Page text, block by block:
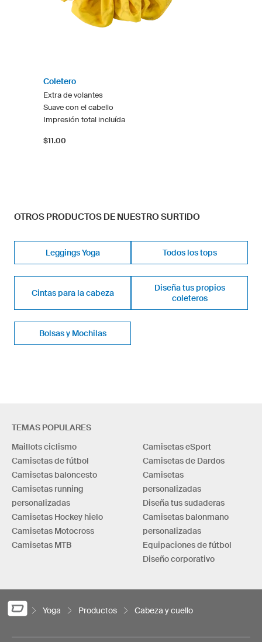
Coletero
Extra de volantes
Suave con el cabello
Impresión total incluída
$11.00
OTROS PRODUCTOS DE NUESTRO SURTIDO
Leggings Yoga Todos los tops
Cintas para la cabeza
Diseña tus propios
coleteros
Bolsas y Mochilas
TEMAS POPULARES
Maillots ciclismo
Camisetas de fútbol
Camisetas baloncesto
Camisetas running
personalizadas
Camisetas Hockey hielo
Camisetas Motocross
Camisetas MTB
Camisetas eSport
Camisetas de Dardos
Camisetas
personalizadas
Diseña tus sudaderas
Camisetas balonmano
personalizadas
Equipaciones de fútbol
Diseño corporativo
Yoga Productos Cabeza y cuello